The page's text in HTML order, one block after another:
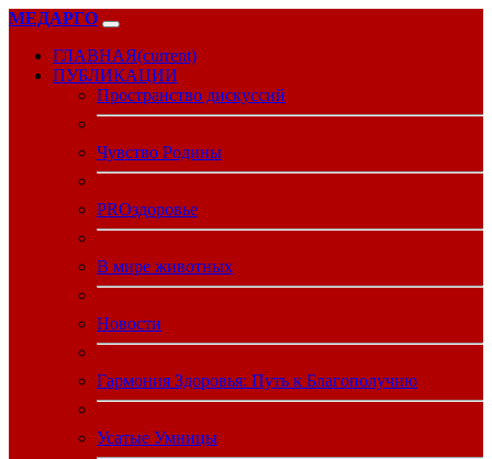
МЕДАРГО
ГЛАВНАЯ(current)
ПУБЛИКАЦИИ
Пространство дискуссий
Чувство Родины
PROздоровье
В мире животных
Новости
Гармония Здоровья: Путь к Благополучию
Усатые Умницы